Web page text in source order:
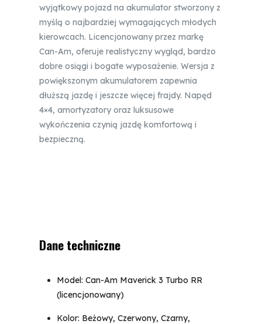
wyjątkowy pojazd na akumulator stworzony z
myślą o najbardziej wymagających młodych
kierowcach. Licencjonowany przez markę
Can-Am, oferuje realistyczny wygląd, bardzo
dobre osiągi i bogate wyposażenie. Wersja z
powiększonym akumulatorem zapewnia
dłuższą jazdę i jeszcze więcej frajdy. Napęd
4×4, amortyzatory oraz luksusowe
wykończenia czynią jazdę komfortową i
bezpieczną.
Dane techniczne
Model: Can-Am Maverick 3 Turbo RR
(licencjonowany)
Kolor: Beżowy, Czerwony, Czarny,